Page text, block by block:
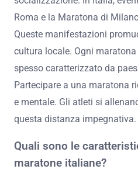
Roma e la Maratona di
Queste manifestazioni
cultura locale. Ogni
spesso caratterizzato da
Partecipare a una maratona
e mentale. Gli atleti si
questa distanza impegnativa.
Quali sono le
maratone italiane?